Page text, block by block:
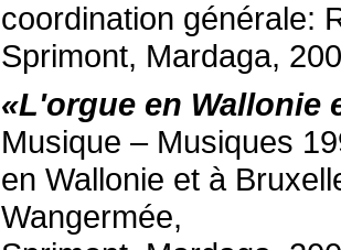
coordination générale:
Sprimont, Mardaga,
«L'orgue en Wallonie
Musique – Musiques
en Wallonie et à
Wangermée,